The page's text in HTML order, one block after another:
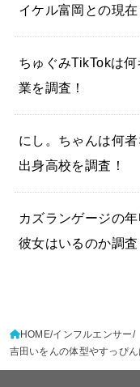
イケル富岡との現在
ちゅぐみTikTokは
業を調査！
にし。ちゃんは何
出身高校を調査！
カズランゲージの
彼女はいるのか調査
HOME インフルエンサー
吉田いをんの体型やすっぴ